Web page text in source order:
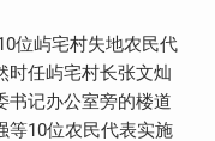
位屿宅村失地农民代
时任屿宅村长张文灿
书记办公室旁的楼道
等10位农民代表实施